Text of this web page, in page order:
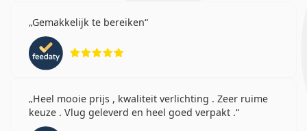
Gemakkelijk te bereiken
Heel mooie prijs , kwaliteit verlichting . Zeer ruime
keuze . Vlug geleverd en heel goed verpakt .